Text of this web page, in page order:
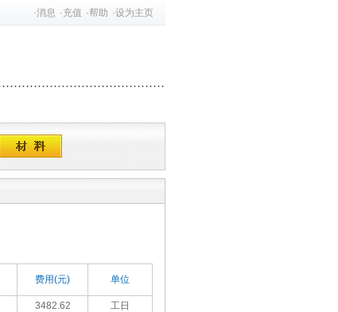
·消息 ·充值 ·帮助 ·设为主页
费用(元) 单位
3482.62 工日